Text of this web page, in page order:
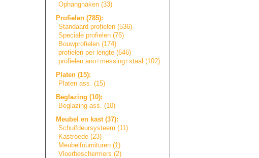
Ophanghaken (33)
Profielen (785):
Standaard profielen (536)
Speciale profielen (75)
Bouwprofielen (174)
profielen per lengte (646)
profielen ano+messing+staal (102)
Platen (15):
Platen ass. (15)
Beglazing (10):
Beglazing ass. (10)
Meubel en kast (37):
Schuifdeursysteem (11)
Kastroede (23)
Meubelfournituren (1)
Vloerbeschermers (2)